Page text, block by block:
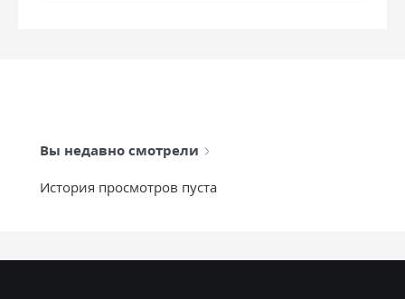
Вы недавно смотрели
История просмотров пуста